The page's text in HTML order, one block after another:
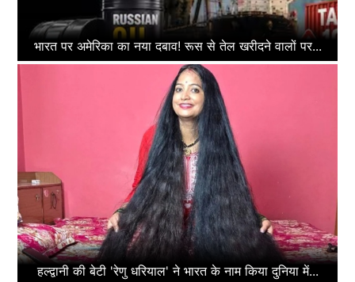
भारत पर अमेरिका का नया दबाव! रूस से तेल खरीदने वालों पर...
हल्द्वानी की बेटी 'रेणु धरियाल' ने भारत के नाम किया दुनिया में...